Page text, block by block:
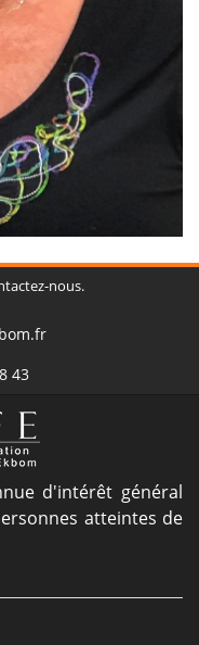
nous.
43
d'intérêt général
atteintes de